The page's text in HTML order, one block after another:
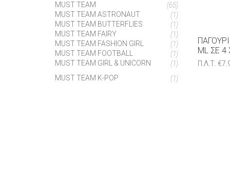
MUST TEAM
(65)
MUST TEAM ASTRONAUT
(1)
MUST TEAM BUTTERFLIES
(1)
MUST TEAM FAIRY
(1)
MUST TEAM FASHION GIRL
(1)
MUST TEAM FOOTBALL
(1)
MUST TEAM GIRL & UNICORN
(1)
MUST TEAM K-POP
(1)
ML ΣΕ
Π.Λ.Τ. €